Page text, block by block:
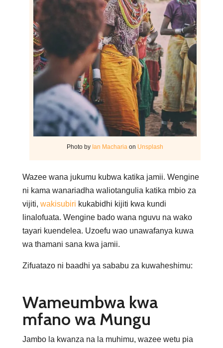
Photo by Ian Macharia on Unsplash
Wazee wana jukumu kubwa katika jamii. Wengine
ni kama wanariadha waliotangulia katika mbio za
vijiti, wakisubiri kukabidhi kijiti kwa kundi
linalofuata. Wengine bado wana nguvu na wako
tayari kuendelea. Uzoefu wao unawafanya kuwa
wa thamani sana kwa jamii.
Zifuatazo ni baadhi ya sababu za kuwaheshimu:
Wameumbwa kwa
mfano wa Mungu
Jambo la kwanza na la muhimu, wazee wetu pia